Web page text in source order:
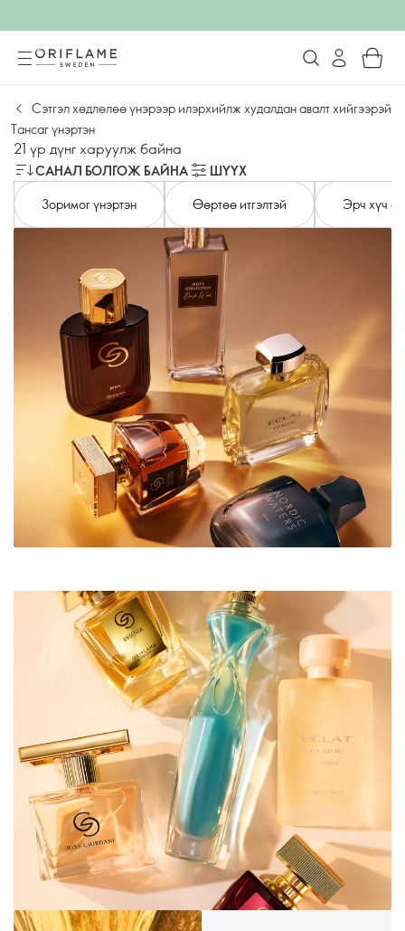
Сэтгэл хөдлөлөө үнэрээр илэрхийлж худалдан авалт хийгээрэй
Тансаг үнэртэн
21 үр дүнг харуулж байна
САНАЛ БОЛГОЖ БАЙНА
ШҮҮХ
Зоримог үнэртэн
Өөртөө итгэлтэй Эрч хүч